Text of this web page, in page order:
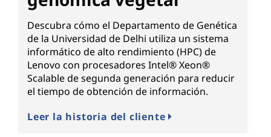
Descubra cómo el Departamento de Genética
de la Universidad de Delhi utiliza un sistema
informático de alto rendimiento (HPC) de
Lenovo con procesadores Intel® Xeon®
Scalable de segunda generación para reducir
el tiempo de obtención de información.
Leer la historia del cliente